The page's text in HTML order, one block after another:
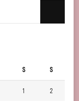
S S
1 2